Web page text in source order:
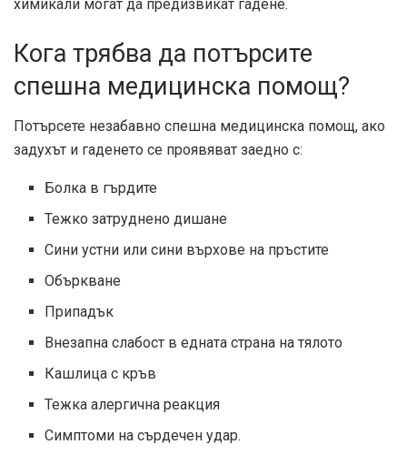
химикали могат да предизвикат гадене.
Кога трябва да потърсите
спешна медицинска помощ?
Потърсете незабавно спешна медицинска помощ, ако
задухът и гаденето се проявяват заедно с:
Болка в гърдите
Тежко затруднено дишане
Сини устни или сини върхове на пръстите
Объркване
Припадък
Внезапна слабост в едната страна на тялото
Кашлица с кръв
Тежка алергична реакция
Симптоми на сърдечен удар.